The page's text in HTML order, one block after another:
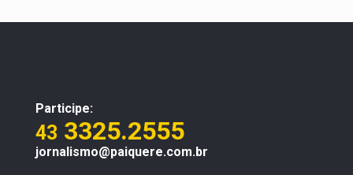
Participe:
43 3325.2555
jornalismo@paiquere.com.br